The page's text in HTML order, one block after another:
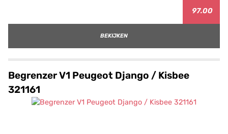
97.00
BEKIJKEN
Begrenzer V1 Peugeot Django / Kisbee
321161